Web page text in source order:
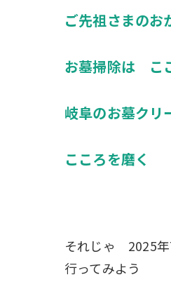
ご先祖さまのお
お墓掃除は こ
岐阜のお墓クリ
こころを磨く
それじゃ 2025
行ってみよう